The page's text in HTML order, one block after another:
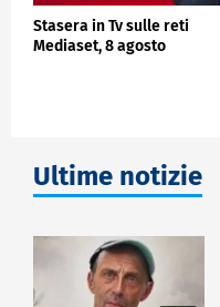
Stasera in Tv sulle reti
Mediaset, 8 agosto
Ultime notizie